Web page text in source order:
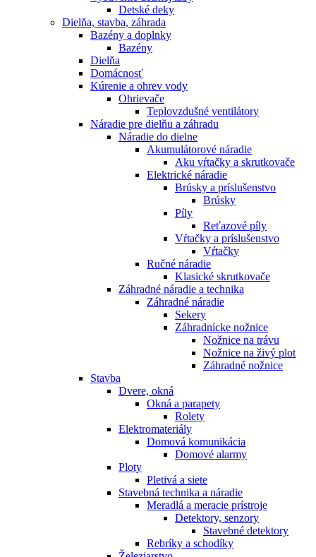
Detské deky
Dielňa, stavba, záhrada
Bazény a doplnky
Bazény
Dielňa
Domácnosť
Kúrenie a ohrev vody
Ohrievače
Teplovzdušné ventilátory
Náradie pre dielňu a záhradu
Náradie do dielne
Akumulátorové náradie
Aku vŕtačky a skrutkovače
Elektrické náradie
Brúsky a príslušenstvo
Brúsky
Píly
Reťazové píly
Vŕtačky a príslušenstvo
Vŕtačky
Ručné náradie
Klasické skrutkovače
Záhradné náradie a technika
Záhradné náradie
Sekery
Záhradnícke nožnice
Nožnice na trávu
Nožnice na živý plot
Záhradné nožnice
Stavba
Dvere, okná
Okná a parapety
Rolety
Elektromateriály
Domová komunikácia
Domové alarmy
Ploty
Pletivá a siete
Stavebná technika a náradie
Meradlá a meracie prístroje
Detektory, senzory
Stavebné detektory
Rebríky a schodíky